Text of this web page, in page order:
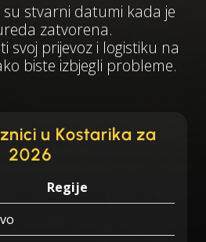
stvarni datumi kada je
zatvorena.
svoj prijevoz i logistiku na
biste izbjegli probleme.
u Kostarika za
2026
Regije